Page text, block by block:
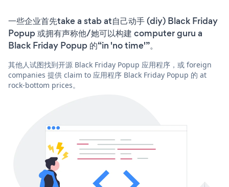
一些企业首先take a stab at自己动手 (diy) Black Friday
Popup 或拥有声称他/她可以构建 computer guru a
Black Friday Popup 的“in 'no time'”。
其他人试图找到开源 Black Friday Popup 应用程序，或 foreign
companies 提供 claim to 应用程序 Black Friday Popup 的 at
rock-bottom prices。